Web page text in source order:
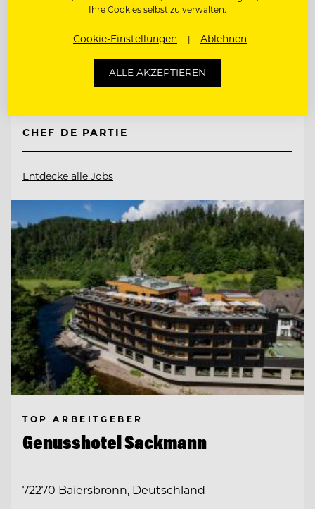
6675 Tannheim, Österreich
CHEF DE PARTIE
Entdecke alle Jobs
TOP ARBEITGEBER
Genusshotel Sackmann
72270 Baiersbronn, Deutschland
Ihre Cookies selbst zu verwalten.
Cookie-Einstellungen Ablehnen
ALLE AKZEPTIEREN